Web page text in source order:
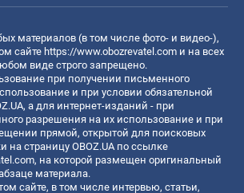
материалов (в том числе фото- и видео-),
сайте https://www.obozrevatel.com и на всех
виде строго запрещено.
при получении письменного
и при условии обязательной
а для интернет-изданий - при
разрешения на их использование и при
прямой, открытой для поисковых
на страницу OBOZ.UA по ссылке
, на которой размещен оригинальный
материала.
сайте, в том числе интервью, статьи,